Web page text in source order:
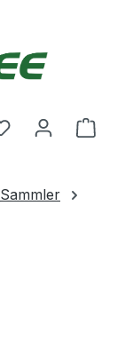
Du hast 0
Sammler